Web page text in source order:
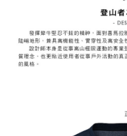
權轉讓予恩沛科技股份有限
２．關於個人資料處理事宜
https://aftee.tw/terms/#terms3
３．未成年的使用者請事先
「AFTEE先享後付」，若未
４．使用「AFTEE先享後付
時審查核予不同之上限額度
５．嚴禁一人註冊多個帳號
每筆NT$60，滿NT$799(
宅配